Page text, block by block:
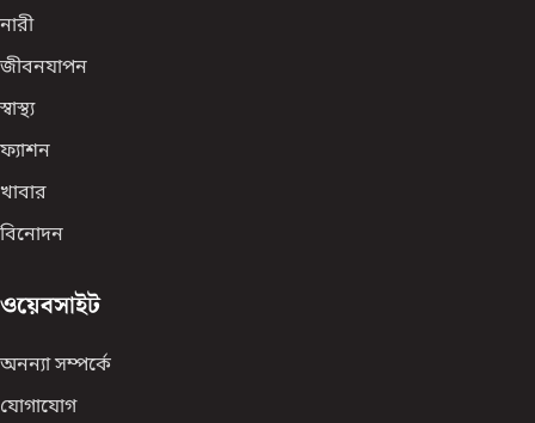
নারী
জীবনযাপন
স্বাস্থ্য
ফ্যাশন
খাবার
বিনোদন
ওয়েবসাইট
অনন্যা সম্পর্কে
যোগাযোগ